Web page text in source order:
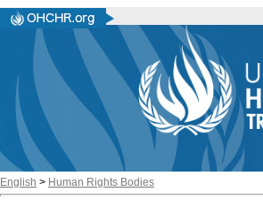
English > Human Rights Bodies